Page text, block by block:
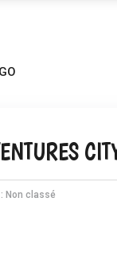
Non classé